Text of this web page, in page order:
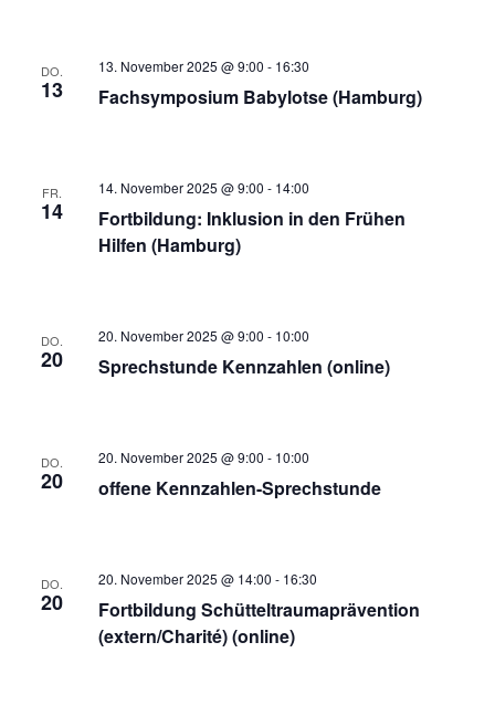
DO.
13 Fachsymposium Babylotse (Hamburg)
13. November 2025 @ 9:00 - 16:30
FR.
14
Fortbildung: Inklusion in den Frühen
Hilfen (Hamburg)
14. November 2025 @ 9:00 - 14:00
DO.
20 Sprechstunde Kennzahlen (online)
20. November 2025 @ 9:00 - 10:00
DO.
20 offene Kennzahlen-Sprechstunde
20. November 2025 @ 9:00 - 10:00
DO.
20
Fortbildung Schütteltraumaprävention
(extern/Charité) (online)
20. November 2025 @ 14:00 - 16:30